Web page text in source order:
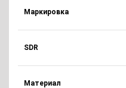
Маркировка
SDR
Материал